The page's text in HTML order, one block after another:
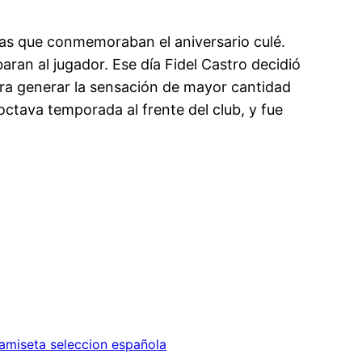
que conmemoraban el aniversario culé.
al jugador. Ese día Fidel Castro decidió
generar la sensación de mayor cantidad
temporada al frente del club, y fue
seleccion española